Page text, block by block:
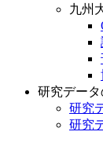
九州
研究デー
研究
研究